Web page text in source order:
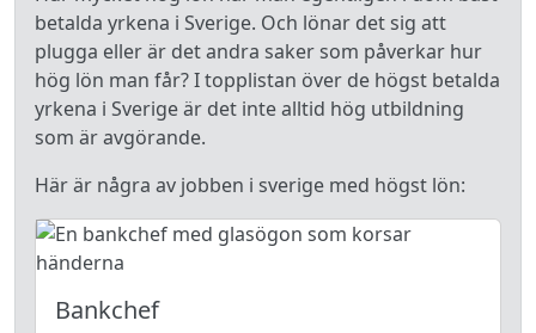
betalda yrkena i Sverige. Och lönar det sig att
plugga eller är det andra saker som påverkar hur
hög lön man får? I topplistan över de högst betalda
yrkena i Sverige är det inte alltid hög utbildning
som är avgörande.
Här är några av jobben i sverige med högst lön:
Bankchef